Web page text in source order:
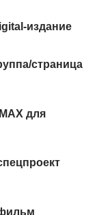
издание
cтраница
МАХ для